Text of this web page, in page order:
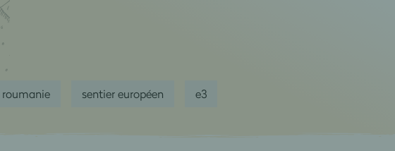
roumanie sentier européen e3